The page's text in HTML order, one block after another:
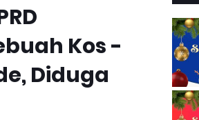
Kos -
Diduga